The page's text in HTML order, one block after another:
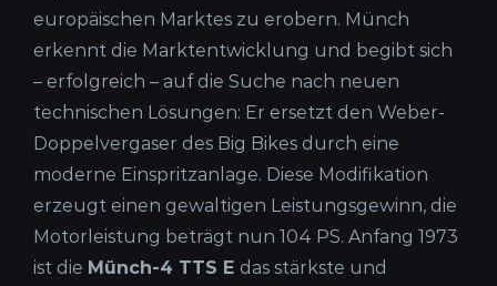
europäischen Marktes zu erobern. Münch
erkennt die Marktentwicklung und begibt sich
– erfolgreich – auf die Suche nach neuen
technischen Lösungen: Er ersetzt den Weber-
Doppelvergaser des Big Bikes durch eine
moderne Einspritzanlage. Diese Modifikation
erzeugt einen gewaltigen Leistungsgewinn, die
Motorleistung beträgt nun 104 PS. Anfang 1973
ist die Münch-4 TTS E das stärkste und